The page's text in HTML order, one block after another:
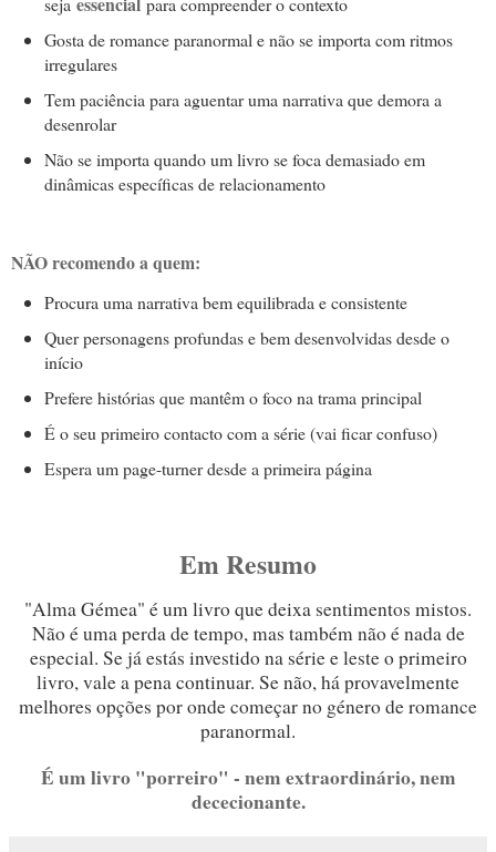
Gosta de romance paranormal e não se importa com ritmos
irregulares
Tem paciência para aguentar uma narrativa que demora a
desenrolar
Não se importa quando um livro se foca demasiado em
dinâmicas específicas de relacionamento
NÃO recomendo a quem:
Procura uma narrativa bem equilibrada e consistente
Quer personagens profundas e bem desenvolvidas desde o
início
Prefere histórias que mantêm o foco na trama principal
É o seu primeiro contacto com a série (vai ficar confuso)
Espera um page-turner desde a primeira página
Em Resumo
"Alma Gémea" é um livro que deixa sentimentos mistos.
Não é uma perda de tempo, mas também não é nada de
especial. Se já estás investido na série e leste o primeiro
livro, vale a pena continuar. Se não, há provavelmente
melhores opções por onde começar no género de romance
paranormal.
É um livro "porreiro" - nem extraordinário, nem
dececionante.